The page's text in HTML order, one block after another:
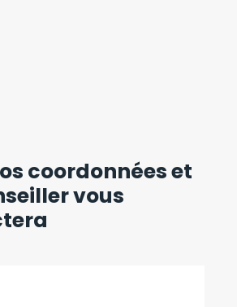
coordonnéeset
vous